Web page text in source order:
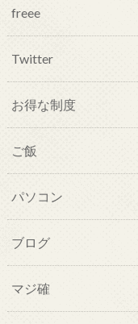
freee
Twitter
お得な制度
ご飯
パソコン
ブログ
マジ確